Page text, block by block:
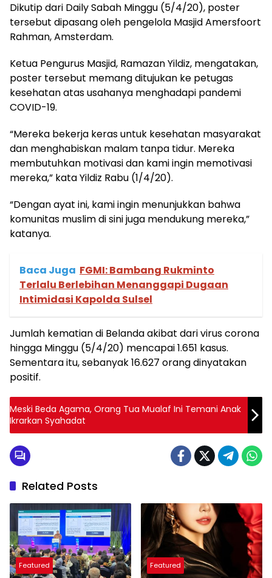
Dikutip dari Daily Sabah Minggu (5/4/20), poster
tersebut dipasang oleh pengelola Masjid Amersfoort
Rahman, Amsterdam.
Ketua Pengurus Masjid, Ramazan Yildiz, mengatakan,
poster tersebut memang ditujukan ke petugas
kesehatan atas usahanya menghadapi pandemi
COVID-19.
“Mereka bekerja keras untuk kesehatan masyarakat
dan menghabiskan malam tanpa tidur. Mereka
membutuhkan motivasi dan kami ingin memotivasi
mereka,” kata Yildiz Rabu (1/4/20).
“Dengan ayat ini, kami ingin menunjukkan bahwa
komunitas muslim di sini juga mendukung mereka,”
katanya.
Baca Juga FGMI: Bambang Rukminto
Terlalu Berlebihan Menanggapi Dugaan
Intimidasi Kapolda Sulsel
Jumlah kematian di Belanda akibat dari virus corona
hingga Minggu (5/4/20) mencapai 1.651 kasus.
Sementara itu, sebanyak 16.627 orang dinyatakan
positif.
Meski Beda Agama, Orang Tua Mualaf Ini Temani Anak
Ikrarkan Syahadat
Related Posts
Featured Featured